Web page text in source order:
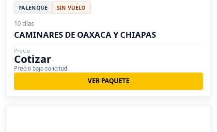
PALENQUE SIN VUELO
10 días
CAMINARES DE OAXACA Y CHIAPAS
Precio
Cotizar
Precio bajo solicitud
VER PAQUETE